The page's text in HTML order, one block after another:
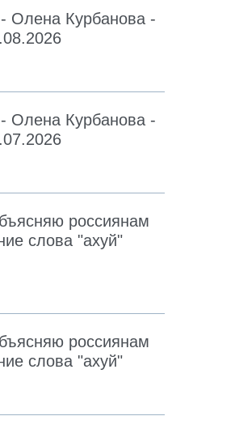
Олена Курбанова -
Олена Курбанова -
россиянам
слова "ахуй"
россиянам
слова "ахуй"